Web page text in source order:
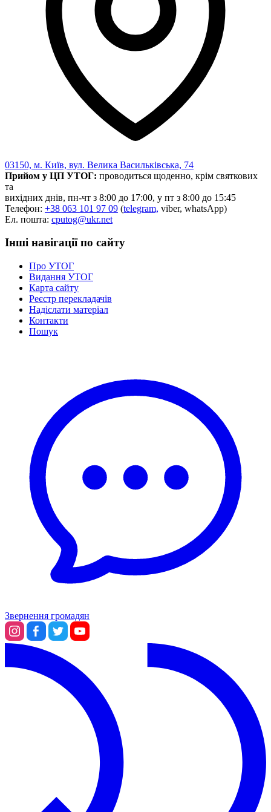
Статут УТОГ
Нормативна база УТОГ
Конвенція ООН
Законодавство
Декларації
Документи ВФГ
Міжнародні документи
03150, м. Київ, вул. Велика Васильківська, 74
Прийом у ЦП УТОГ: проводиться щоденно, крім святкових
та
вихідних днів, пн-чт з 8:00 до 17:00, у пт з 8:00 до 15:45
Телефон: +38 063 101 97 09 (telegram, viber, whatsApp)
Ел. пошта: cputog@ukr.net
Інші навігації по сайту
Про УТОГ
Видання УТОГ
Карта сайту
Реєстр перекладачів
Надіслати матеріал
Контакти
Пошук
Звернення громадян